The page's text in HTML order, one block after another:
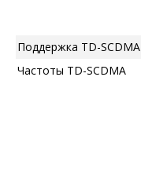
Поддержка TD-SCDMA
Частоты TD-SCDMA